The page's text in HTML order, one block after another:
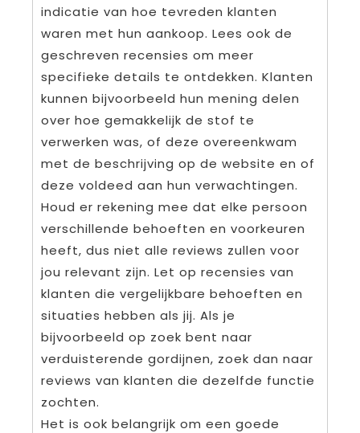
indicatie van hoe tevreden klanten
waren met hun aankoop. Lees ook de
geschreven recensies om meer
specifieke details te ontdekken. Klanten
kunnen bijvoorbeeld hun mening delen
over hoe gemakkelijk de stof te
verwerken was, of deze overeenkwam
met de beschrijving op de website en of
deze voldeed aan hun verwachtingen.
Houd er rekening mee dat elke persoon
verschillende behoeften en voorkeuren
heeft, dus niet alle reviews zullen voor
jou relevant zijn. Let op recensies van
klanten die vergelijkbare behoeften en
situaties hebben als jij. Als je
bijvoorbeeld op zoek bent naar
verduisterende gordijnen, zoek dan naar
reviews van klanten die dezelfde functie
zochten.
Het is ook belangrijk om een goede